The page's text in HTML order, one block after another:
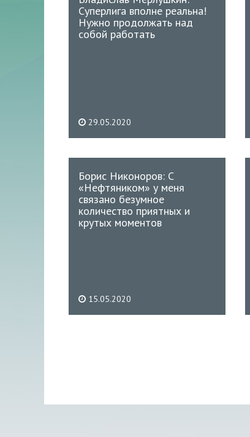
Суперлига вполне реальна!
Нужно продолжать над
собой работать
29.05.2020
Борис Никоноров: С
«Нефтяником» у меня
связано безумное
количество приятных и
крутых моментов
15.05.2020